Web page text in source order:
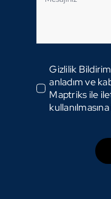
Gizlilik
anladım ve
Maptriks ile